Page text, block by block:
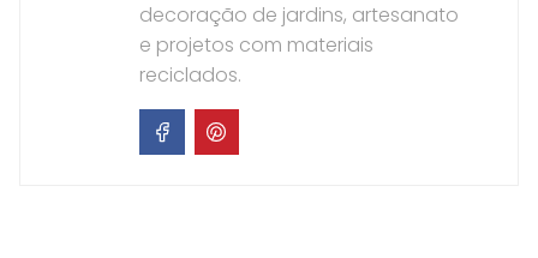
decoração de jardins, artesanato
e projetos com materiais
reciclados.